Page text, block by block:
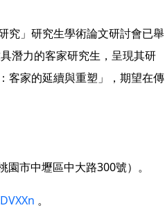
究」研究生學術論文研討會已舉
潛力的客家研究生，呈現其研
客家的延續與重塑」，期望在傳
市中壢區中大路300號）。
。